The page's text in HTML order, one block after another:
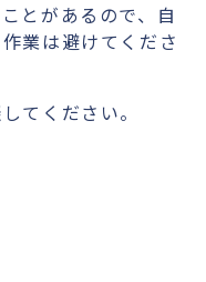
とがあるので、自
業は避けてくださ
てください。